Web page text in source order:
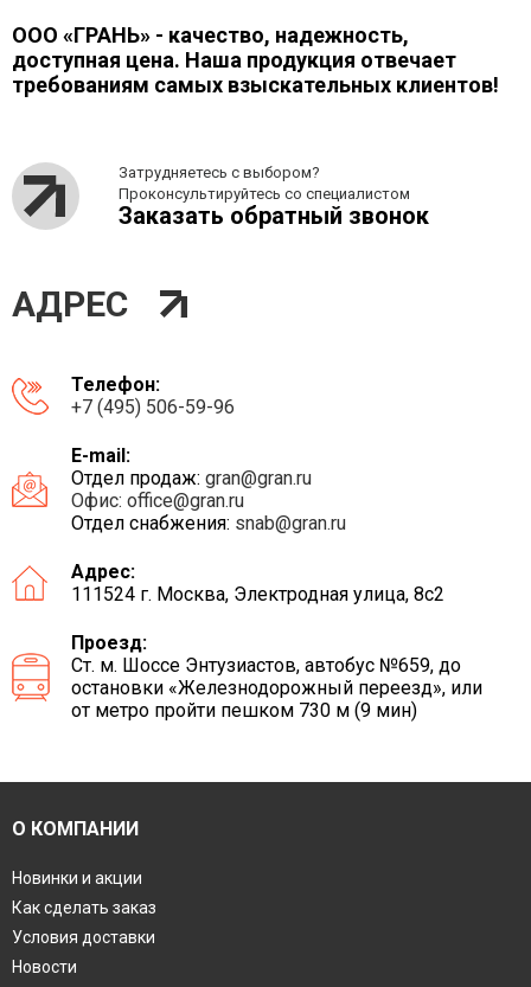
ООО «ГРАНЬ» - качество, надежность,
доступная цена. Наша продукция отвечает
требованиям самых взыскательных клиентов!
Затрудняетесь с выбором?
Проконсультируйтесь со специалистом
Заказать обратный звонок
АДРЕС
Телефон:
+7 (495) 506-59-96
E-mail:
Отдел продаж: gran@gran.ru
Офис: office@gran.ru
Отдел снабжения: snab@gran.ru
Адрес:
111524 г. Москва, Электродная улица, 8с2
Проезд:
Ст. м. Шоссе Энтузиастов, автобус №659, до
остановки «Железнодорожный переезд», или
от метро пройти пешком 730 м (9 мин)
О КОМПАНИИ
Новинки и акции
Как сделать заказ
Условия доставки
Новости